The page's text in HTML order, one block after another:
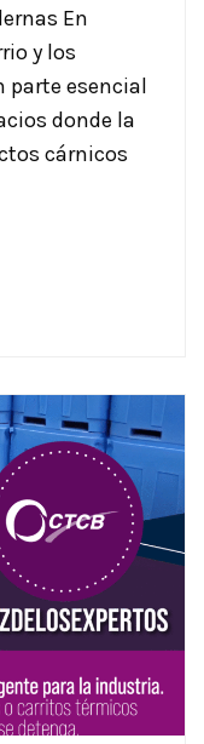
En
y los
parte esencial
donde la
cárnicos